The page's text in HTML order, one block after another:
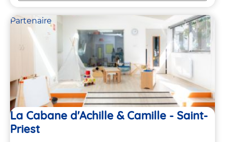
Partenaire
La Cabane d'Achille & Camille - Saint-
Priest